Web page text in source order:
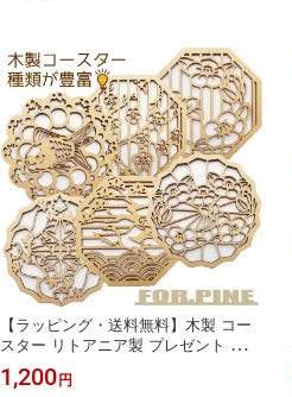
カード バースデーカード
【ラッピング・送料無料】木製 コー
スター リトアニア製 プレゼント ギフ
ト ラッピング おしゃれ かわいい 縁
起物 切り絵 花柄 置物 飾り 装飾 切り
1,200 円